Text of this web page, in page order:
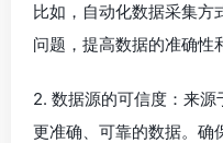
比如，自动化数据采集方
问题，提高数据的准确性
2. 数据源的可信度：来
更准确、可靠的数据。确